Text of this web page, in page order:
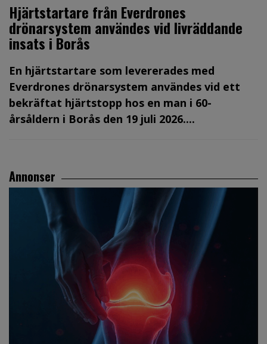
Hjärtstartare från Everdrones
drönarsystem användes vid livräddande
insats i Borås
En hjärtstartare som levererades med
Everdrones drönarsystem användes vid ett
bekräftat hjärtstopp hos en man i 60-
årsåldern i Borås den 19 juli 2026....
Annonser